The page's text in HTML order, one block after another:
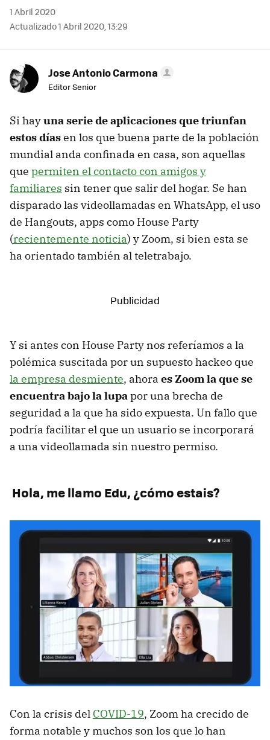
1 Abril 2020
Actualizado 1 Abril 2020, 13:29
Jose Antonio Carmona
Editor Senior
Si hayuna serie de aplicaciones que triunfan
estos díasen los que buena parte de la población
mundial anda confinada en casa, son aquellas
que permiten el contacto con amigos y
familiares sin tener que salir del hogar. Se han
disparado las videollamadas en WhatsApp, el uso
de Hangouts, apps como House Party
(recientemente noticia) y Zoom, si bien esta se
ha orientado también al teletrabajo.
Y si antes con House Party nos referíamos a la
polémica suscitada por un supuesto hackeo que
la empresa desmiente, ahora es Zoom la que se
encuentra bajo la lupapor una brecha de
seguridad a la que ha sido expuesta. Un fallo que
podría facilitar el que un usuario se incorporará
a una videollamada sin nuestro permiso.
Hola, me llamo Edu, ¿cómo estais?
Con la crisis del COVID-19, Zoom ha crecido de
forma notable y muchos son los que lo han